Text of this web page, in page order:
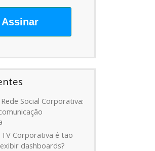
Assinar
Social Corporativa:
Corporativa é tão
dashboards?